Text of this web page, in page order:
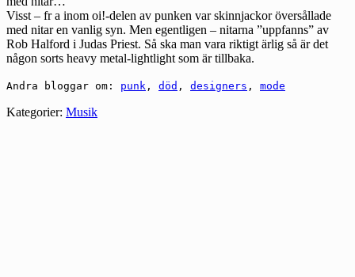
Visst – fr a inom oi!-delen av punken var skinnjackor översållade
med nitar en vanlig syn. Men egentligen – nitarna ”uppfanns” av
Rob Halford i Judas Priest. Så ska man vara riktigt ärlig så är det
någon sorts heavy metal-lightlight som är tillbaka.
Andra bloggar om: punk , död , designers , mode
Kategorier: Musik